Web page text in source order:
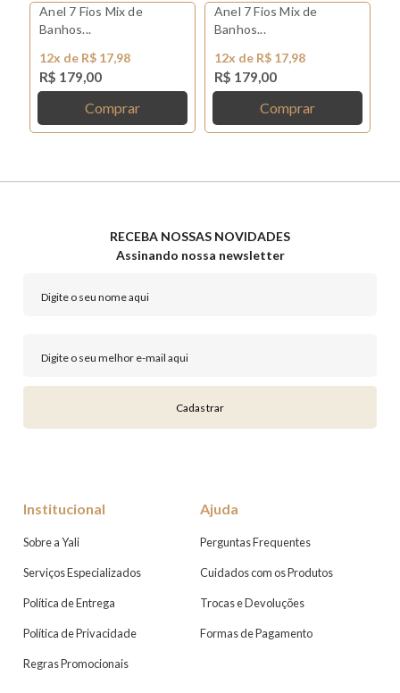
Anel 7 Fios Mix de
Banhos...
12x de R$ 17,98
R$ 179,00
Comprar
Anel 7 Fios Mix de
Banhos...
12x de R$ 17,98
R$ 179,00
Comprar
RECEBA NOSSAS NOVIDADES
Assinando nossa newsletter
Cadastrar
Institucional
Sobre a Yali
Serviços Especializados
Política de Entrega
Política de Privacidade
Regras Promocionais
Ajuda
Perguntas Frequentes
Cuidados com os Produtos
Trocas e Devoluções
Formas de Pagamento